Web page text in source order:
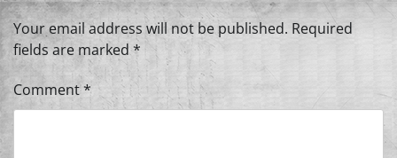
Your email address will not be published. Required
fields are marked*
Comment*